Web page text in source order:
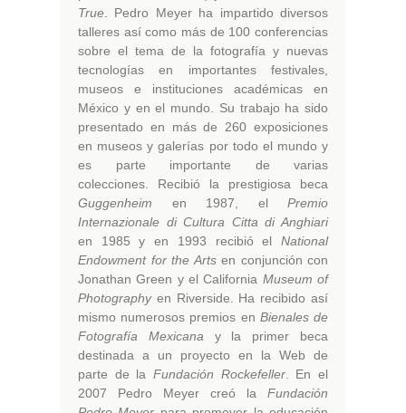
True . Pedro Meyer ha impartido diversos
talleres así como más de 100 conferencias
sobre el tema de la fotografía y nuevas
tecnologías en importantes festivales,
museos e instituciones académicas en
México y en el mundo. Su trabajo ha sido
presentado en más de 260 exposiciones
en museos y galerías por todo el mundo y
es parte importante de varias
colecciones. Recibió la prestigiosa beca
Guggenheim en 1987, el Premio
Internazionale di Cultura Citta di Anghiari
en 1985 y en 1993 recibió el National
Endowment for the Artsen conjunción con
Jonathan Green y el California Museum of
Photographyen Riverside. Ha recibido así
mismo numerosos premios en Bienales de
Fotografía Mexicana y la primer beca
destinada a un proyecto en la Web de
parte de la Fundación Rockefeller. En el
2007 Pedro Meyer creó la Fundación